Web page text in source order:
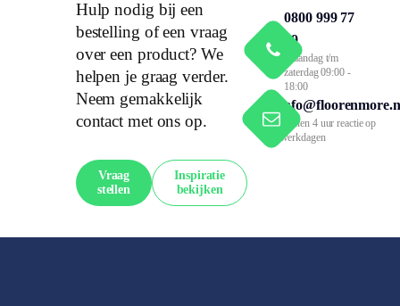
Hulp nodig bij een
bestelling of een vraag
over een product? We
helpen je graag verder.
Neem gemakkelijk
contact met ons op.
Vraag
stellen
Inspiratie
bekijken
0800 999 77
79
Maandag t/m
zaterdag 09:00 -
18:00
Binnen 4 uur reactie op
werkdagen